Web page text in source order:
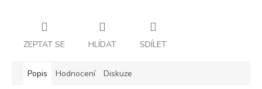
ZEPTAT SE HLÍDAT SDÍLET
Popis Hodnocení Diskuze